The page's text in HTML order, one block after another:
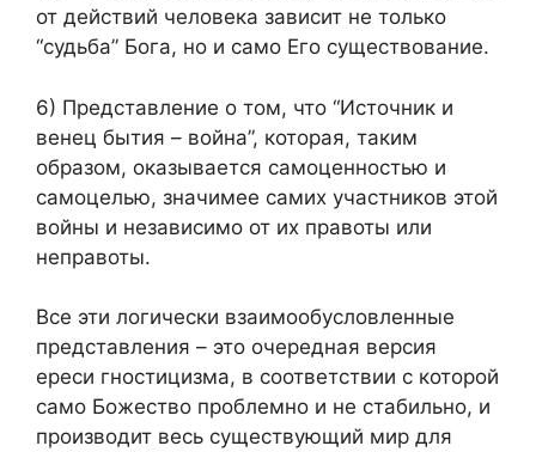
от действий человека зависит не только
“судьба” Бога, но и само Его существование.
6) Представление о том, что “Источник и
венец бытия – война”, которая, таким
образом, оказывается самоценностью и
самоцелью, значимее самих участников этой
войны и независимо от их правоты или
неправоты.
Все эти логически взаимообусловленные
представления – это очередная версия
ереси гностицизма, в соответствии с которой
само Божество проблемно и не стабильно, и
производит весь существующий мир для